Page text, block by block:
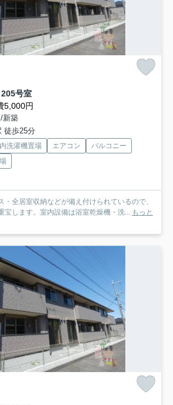
205号室
5,000円
新築
徒歩25分
洗濯機置場 エアコン
バルコニー
・全居室収納などが備え付けられているので、
宝します。室内設備は浴室乾燥機・洗... もっと